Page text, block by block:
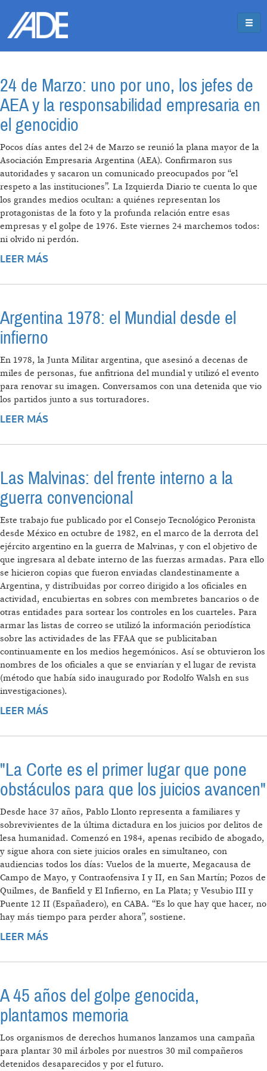
24 de Marzo: uno por uno, los jefes de
AEA y la responsabilidad empresaria en
el genocidio
Pocos días antes del 24 de Marzo se reunió la plana mayor de la
Asociación Empresaria Argentina (AEA). Confirmaron sus
autoridades y sacaron un comunicado preocupados por “el
respeto a las instituciones”. La Izquierda Diario te cuenta lo que
los grandes medios ocultan: a quiénes representan los
protagonistas de la foto y la profunda relación entre esas
empresas y el golpe de 1976. Este viernes 24 marchemos todos:
ni olvido ni perdón.
LEER MÁS
EMPRESARIA EN EL GENOCIDIO
Argentina 1978: el Mundial desde el
infierno
En 1978, la Junta Militar argentina, que asesinó a decenas de
miles de personas, fue anfitriona del mundial y utilizó el evento
para renovar su imagen. Conversamos con una detenida que vio
los partidos junto a sus torturadores.
LEER MÁS
Las Malvinas: del frente interno a la
guerra convencional
Este trabajo fue publicado por el Consejo Tecnológico Peronista
desde México en octubre de 1982, en el marco de la derrota del
ejército argentino en la guerra de Malvinas, y con el objetivo de
que ingresara al debate interno de las fuerzas armadas. Para ello
se hicieron copias que fueron enviadas clandestinamente a
Argentina, y distribuidas por correo dirigido a los oficiales en
actividad, encubiertas en sobres con membretes bancarios o de
otras entidades para sortear los controles en los cuarteles. Para
armar las listas de correo se utilizó la información periodística
sobre las actividades de las FFAA que se publicitaban
continuamente en los medios hegemónicos. Así se obtuvieron los
nombres de los oficiales a que se enviarían y el lugar de revista
(método que había sido inaugurado por Rodolfo Walsh en sus
investigaciones).
LEER MÁS
"La Corte es el primer lugar que pone
obstáculos para que los juicios avancen"
Desde hace 37 años, Pablo Llonto representa a familiares y
sobrevivientes de la última dictadura en los juicios por delitos de
lesa humanidad. Comenzó en 1984, apenas recibido de abogado,
y sigue ahora con siete juicios orales en simultaneo, con
audiencias todos los días: Vuelos de la muerte, Megacausa de
Campo de Mayo, y Contraofensiva I y II, en San Martín; Pozos de
Quilmes, de Banfield y El Infierno, en La Plata; y Vesubio III y
Puente 12 II (Españadero), en CABA. “Es lo que hay que hacer, no
hay más tiempo para perder ahora”, sostiene.
LEER MÁS
AVANCEN"
A 45 años del golpe genocida,
plantamos memoria
Los organismos de derechos humanos lanzamos una campaña
para plantar 30 mil árboles por nuestros 30 mil compañeros
detenidos desaparecidos y por el futuro.